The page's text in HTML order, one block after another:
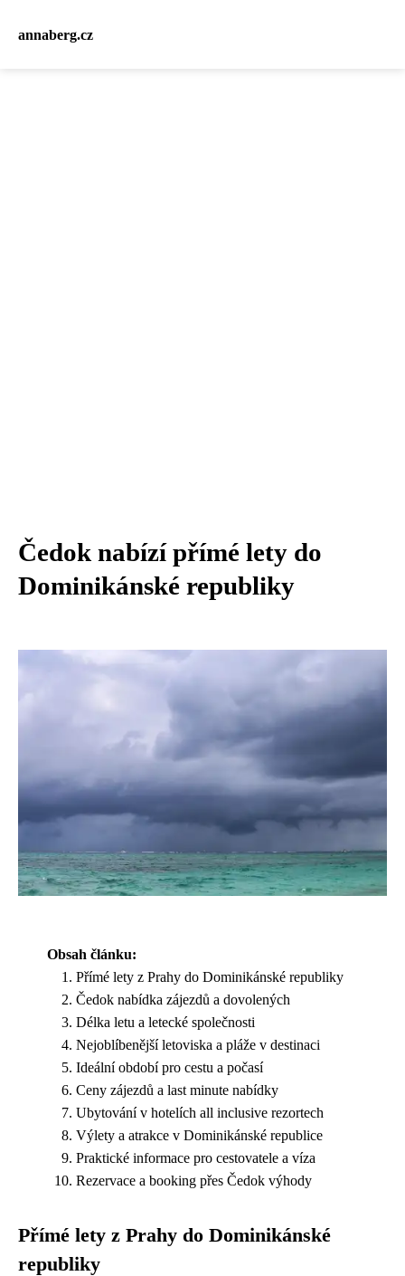
annaberg.cz
Čedok nabízí přímé lety do
Dominikánské republiky
Obsah článku:
Přímé lety z Prahy do Dominikánské republiky
Čedok nabídka zájezdů a dovolených
Délka letu a letecké společnosti
Nejoblíbenější letoviska a pláže v destinaci
Ideální období pro cestu a počasí
Ceny zájezdů a last minute nabídky
Ubytování v hotelích all inclusive rezortech
Výlety a atrakce v Dominikánské republice
Praktické informace pro cestovatele a víza
Rezervace a booking přes Čedok výhody
Přímé lety z Prahy do Dominikánské
republiky